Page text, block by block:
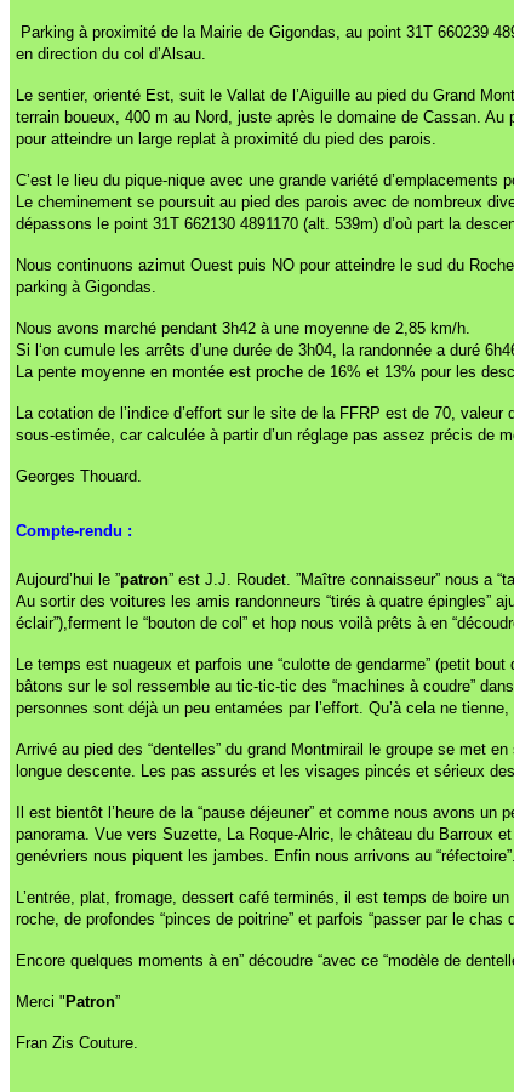
Parking à proximité de la Mairie de Gigondas, au point 31T 660239
en direction du col d’Alsau.
Le sentier, orienté Est, suit le Vallat de l’Aiguille au pied du Grand
terrain boueux, 400 m au Nord, juste après le domaine de Cassan.
pour atteindre un large replat à proximité du pied des parois.
C’est le lieu du pique-nique avec une grande variété d’emplacements
Le cheminement se poursuit au pied des parois avec de nombreux
dépassons le point 31T 662130 4891170 (alt. 539m) d’où part la
Nous continuons azimut Ouest puis NO pour atteindre le sud du
parking à Gigondas.
Nous avons marché pendant 3h42 à une moyenne de 2,85 km/h.
Si l‘on cumule les arrêts d’une durée de 3h04, la randonnée a duré
La pente moyenne en montée est proche de 16% et 13% pour les
La cotation de l’indice d’effort sur le site de la FFRP est de 70,
sous-estimée, car calculée à partir d’un réglage pas assez précis de
Georges Thouard.
Compte-rendu :
Aujourd’hui le ”patron” est J.J. Roudet. ”Maître connaisseur” nous a
Au sortir des voitures les amis randonneurs “tirés à quatre épingles”
éclair”),ferment le “bouton de col” et hop nous voilà prêts à en
Le temps est nuageux et parfois une “culotte de gendarme” (petit
bâtons sur le sol ressemble au tic-tic-tic des “machines à coudre”
personnes sont déjà un peu entamées par l’effort. Qu’à cela ne tienne,
Arrivé au pied des “dentelles” du grand Montmirail le groupe se met
longue descente. Les pas assurés et les visages pincés et sérieux
Il est bientôt l’heure de la “pause déjeuner” et comme nous avons
panorama. Vue vers Suzette, La Roque-Alric, le château du Barroux
genévriers nous piquent les jambes. Enfin nous arrivons au
L’entrée, plat, fromage, dessert café terminés, il est temps de boire
roche, de profondes “pinces de poitrine” et parfois “passer par le
Encore quelques moments à en” découdre “avec ce “modèle de
Merci " Patron”
Fran Zis Couture.